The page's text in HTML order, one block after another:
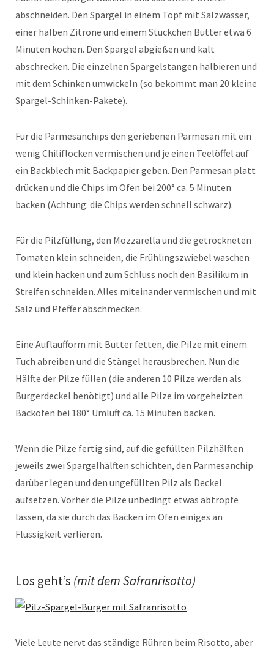
abschneiden. Den Spargel in einem Topf mit Salzwasser,
einer halben Zitrone und einem Stückchen Butter etwa 6
Minuten kochen. Den Spargel abgießen und kalt
abschrecken. Die einzelnen Spargelstangen halbieren und
mit dem Schinken umwickeln (so bekommt man 20 kleine
Spargel-Schinken-Pakete).
Für die Parmesanchips den geriebenen Parmesan mit ein
wenig Chiliflocken vermischen und je einen Teelöffel auf
ein Backblech mit Backpapier geben. Den Parmesan platt
drücken und die Chips im Ofen bei 200° ca. 5 Minuten
backen (Achtung: die Chips werden schnell schwarz).
Für die Pilzfüllung, den Mozzarella und die getrockneten
Tomaten klein schneiden, die Frühlingszwiebel waschen
und klein hacken und zum Schluss noch den Basilikum in
Streifen schneiden. Alles miteinander vermischen und mit
Salz und Pfeffer abschmecken.
Eine Auflaufform mit Butter fetten, die Pilze mit einem
Tuch abreiben und die Stängel herausbrechen. Nun die
Hälfte der Pilze füllen (die anderen 10 Pilze werden als
Burgerdeckel benötigt) und alle Pilze im vorgeheizten
Backofen bei 180° Umluft ca. 15 Minuten backen.
Wenn die Pilze fertig sind, auf die gefüllten Pilzhälften
jeweils zwei Spargelhälften schichten, den Parmesanchip
darüber legen und den ungefüllten Pilz als Deckel
aufsetzen. Vorher die Pilze unbedingt etwas abtropfe
lassen, da sie durch das Backen im Ofen einiges an
Flüssigkeit verlieren.
Los geht’s (mit dem Safranrisotto)
Viele Leute nervt das ständige Rühren beim Risotto, aber